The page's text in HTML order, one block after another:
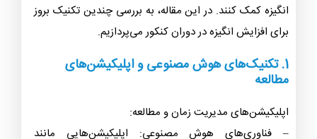
انگیزه کمک کنند. در این مقاله، به بررسی چندین تکنیک بروز
برای افزایش انگیزه در دوران کنکور می‌پردازیم.
1. تکنیک‌های هوش مصنوعی و اپلیکیشن‌های
مطالعه
اپلیکیشن‌های مدیریت زمان و مطالعه:
– فناوری‌های هوش مصنوعی: اپلیکیشن‌هایی مانند